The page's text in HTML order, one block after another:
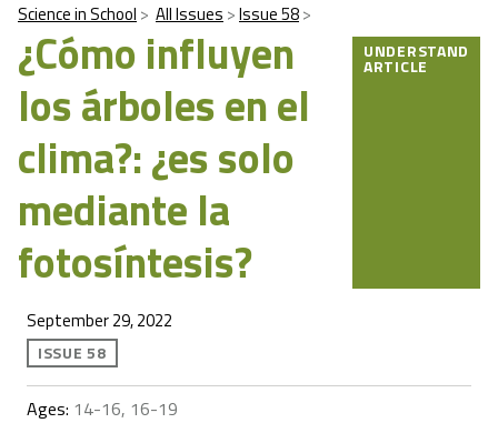
Science in School All Issues Issue 58
¿Cómo influyen
los árboles en el
clima?: ¿es solo
mediante la
fotosíntesis?
UNDERSTAND
ARTICLE
September 29, 2022
ISSUE 58
Ages: 14-16, 16-19